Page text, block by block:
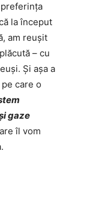
la început
am reușit
– cu
Și așa a
care o
gaze
îl vom